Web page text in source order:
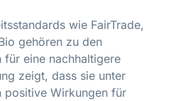
wie FairTrade,
gehören zu den
für eine nachhaltigere
zeigt, dass sie unter
positive Wirkungen für